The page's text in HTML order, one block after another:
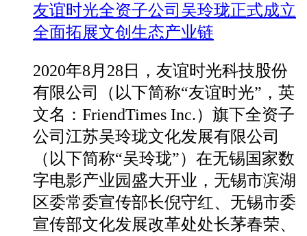
友谊时光全资子公司吴玲珑正式成立
全面拓展文创生态产业链
2020年8月28日，友谊时光科技股份
有限公司（以下简称“友谊时光”，英
文名：FriendTimes Inc.）旗下全资子
公司江苏吴玲珑文化发展有限公司
（以下简称“吴玲珑”）在无锡国家数
字电影产业园盛大开业，无锡市滨湖
区委常委宣传部长倪守红、无锡市委
宣传部文化发展改革处处长茅春荣、